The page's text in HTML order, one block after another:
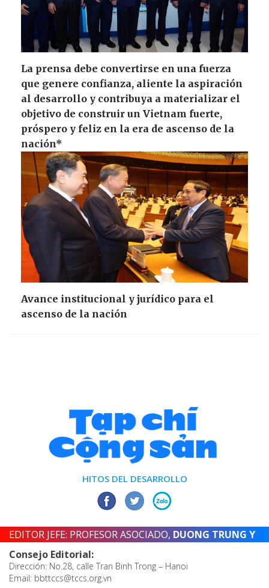
La prensa debe convertirse en una fuerza
que genere confianza, aliente la aspiración
al desarrollo y contribuya a materializar el
objetivo de construir un Vietnam fuerte,
próspero y feliz en la era de ascenso de la
nación*
Avance institucional y jurídico para el
ascenso de la nación
HITOS DEL DESARROLLO
EDITOR JEFE: PROFESOR ASOCIADO, DUONG TRUNG Y
Consejo Editorial:
Dirección: No.28, calle Tran Binh Trong – Hanoi
Email: bbttccs@tccs.org.vn